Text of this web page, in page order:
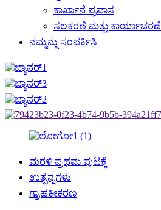
ಕಾರ್ಖಾನೆ ಪ್ರವಾಸ
ಸಲಕರಣೆ ಮತ್ತು ಕಾರ್ಯಾಚರಣೆ
ನಮ್ಮನ್ನು ಸಂಪರ್ಕಿಸಿ
ಮರಳಿ ಪ್ರಥಮ ಪುಟಕ್ಕೆ
ಉತ್ಪನ್ನಗಳು
ಗ್ರಾಹಕೀಕರಣ